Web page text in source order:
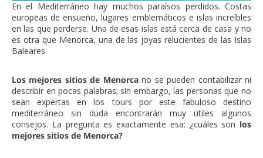
En el Mediterráneo hay muchos paraísos perdidos. Costas
europeas de ensueño, lugares emblemáticos e islas increíbles
en las que perderse. Una de esas islas está cerca de casa y no
es otra que Menorca, una de las joyas relucientes de las Islas
Baleares.
Los mejores sitios de Menorcano se pueden contabilizar ni
describir en pocas palabras; sin embargo, las personas que no
sean expertas en los tours por este fabuloso destino
mediterráneo sin duda encontrarán muy útiles algunos
consejos. La pregunta es exactamente esa: ¿cuáles son los
mejores sitios de Menorca?